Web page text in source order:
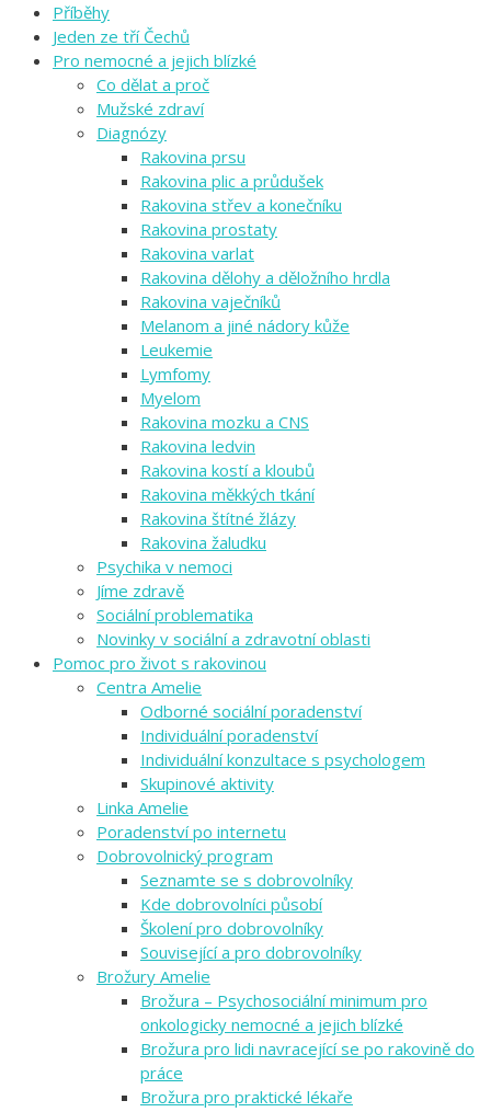
Příběhy
Jeden ze tří Čechů
Pro nemocné a jejich blízké
Co dělat a proč
Mužské zdraví
Diagnózy
Rakovina prsu
Rakovina plic a průdušek
Rakovina střev a konečníku
Rakovina prostaty
Rakovina varlat
Rakovina dělohy a děložního hrdla
Rakovina vaječníků
Melanom a jiné nádory kůže
Leukemie
Lymfomy
Myelom
Rakovina mozku a CNS
Rakovina ledvin
Rakovina kostí a kloubů
Rakovina měkkých tkání
Rakovina štítné žlázy
Rakovina žaludku
Psychika v nemoci
Jíme zdravě
Sociální problematika
Novinky v sociální a zdravotní oblasti
Pomoc pro život s rakovinou
Centra Amelie
Odborné sociální poradenství
Individuální poradenství
Individuální konzultace s psychologem
Skupinové aktivity
Linka Amelie
Poradenství po internetu
Dobrovolnický program
Seznamte se s dobrovolníky
Kde dobrovolníci působí
Školení pro dobrovolníky
Související a pro dobrovolníky
Brožury Amelie
Brožura – Psychosociální minimum pro
onkologicky nemocné a jejich blízké
Brožura pro lidi navracející se po rakovině do
práce
Brožura pro praktické lékaře